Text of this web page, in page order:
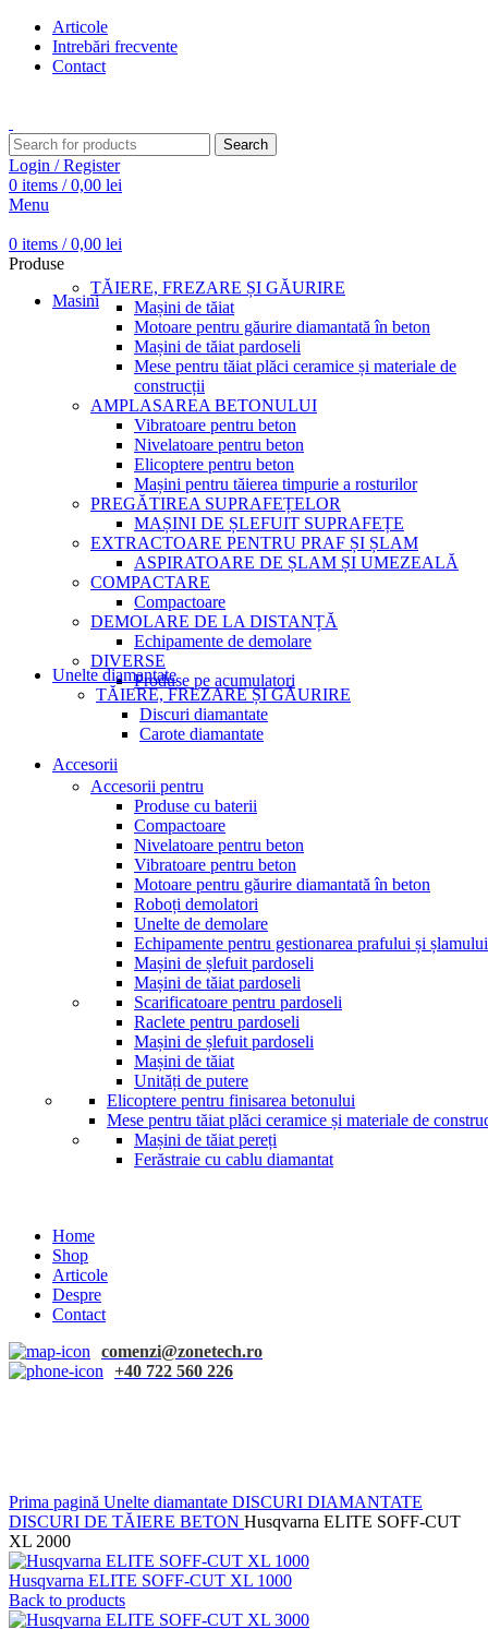
Articole
Intrebări frecvente
Contact
Search
Login / Register
0 items / 0,00 lei
Menu
0 items / 0,00 lei
Produse
Masini
TĂIERE, FREZARE ȘI GĂURIRE
Mașini de tăiat
Motoare pentru găurire diamantată în beton
Mașini de tăiat pardoseli
Mese pentru tăiat plăci ceramice și materiale de
construcții
AMPLASAREA BETONULUI
Vibratoare pentru beton
Nivelatoare pentru beton
Elicoptere pentru beton
Mașini pentru tăierea timpurie a rosturilor
PREGĂTIREA SUPRAFEȚELOR
MAȘINI DE ȘLEFUIT SUPRAFEȚE
EXTRACTOARE PENTRU PRAF ȘI ȘLAM
ASPIRATOARE DE ȘLAM ȘI UMEZEALĂ
COMPACTARE
Compactoare
DEMOLARE DE LA DISTANȚĂ
Echipamente de demolare
DIVERSE
Produse pe acumulatori
Unelte diamantate
TĂIERE, FREZARE ȘI GĂURIRE
Discuri diamantate
Carote diamantate
Accesorii
Accesorii pentru
Produse cu baterii
Compactoare
Nivelatoare pentru beton
Vibratoare pentru beton
Motoare pentru găurire diamantată în beton
Roboți demolatori
Unelte de demolare
Echipamente pentru gestionarea prafului și șlamului
Mașini de șlefuit pardoseli
Mașini de tăiat pardoseli
Scarificatoare pentru pardoseli
Raclete pentru pardoseli
Mașini de șlefuit pardoseli
Mașini de tăiat
Unități de putere
Elicoptere pentru finisarea betonului
Mese pentru tăiat plăci ceramice și materiale de
Mașini de tăiat pereți
Ferăstraie cu cablu diamantat
Home
Shop
Articole
Despre
Contact
comenzi@zonetech.ro
+40 722 560 226
Prima pagină Unelte diamantate DISCURI DIAMANTATE
DISCURI DE TĂIERE BETON Husqvarna ELITE SOFF-CUT
XL 2000
Husqvarna ELITE SOFF-CUT XL 1000
Back to products